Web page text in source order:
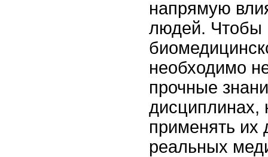
напрямую
людей. Чтобы
необходимо
прочные
дисциплинах,
применять их
реальных